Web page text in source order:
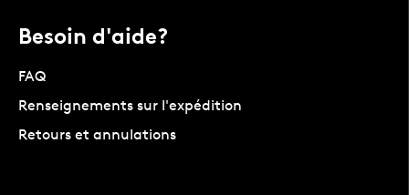
Besoin d'aide?
FAQ
Renseignements sur l'expédition
Retours et annulations